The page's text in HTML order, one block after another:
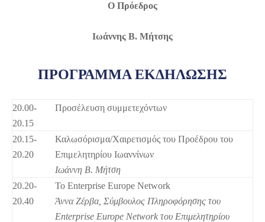
Ο Πρόεδρος
Ιωάννης Β. Μήτσης
ΠΡΟΓΡΑΜΜΑ ΕΚΔΗΛΩΣΗΣ
20.00-
20.15
Προσέλευση συμμετεχόντων
20.15-
20.20
Καλωσόρισμα/Χαιρετισμός του Προέδρου του
Επιμελητηρίου Ιωαννίνων
Ιωάννη Β. Μήτση
20.20-
20.40
Το Enterprise Europe Network
Άννα Ζέρβα, Σύμβουλος Πληροφόρησης του
Enterprise Europe Network του Επιμελητηρίου